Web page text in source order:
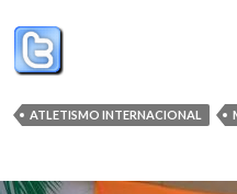
ATLETISMO INTERNACIONAL